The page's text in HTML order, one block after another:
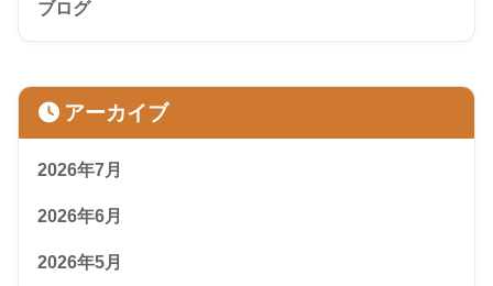
ブログ
アーカイブ
2026年7月
2026年6月
2026年5月